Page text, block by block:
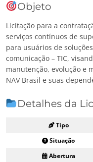
Objeto
Licitação para a
serviços contínuos de
para usuários de
comunicação – TIC,
manutenção, evolução e
NAV Brasil e suas
Detalhes da
Tipo
Situação
Abertura